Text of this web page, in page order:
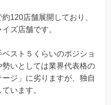
120店舗展開しており、
ズ店舗です。
スト５くらいのポジショ
いとしては業界代表格の
ージ」に劣りますが、独自
います。